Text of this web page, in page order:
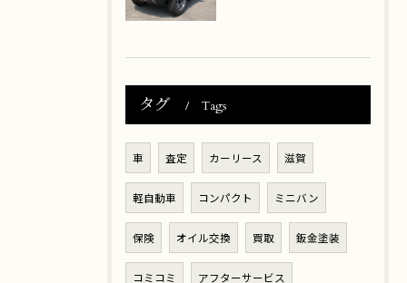
タグ Tags
車 査定 カーリース 滋賀
軽自動車 コンパクト ミニバン
保険 オイル交換 買取 鈑金塗装
コミコミ アフターサービス